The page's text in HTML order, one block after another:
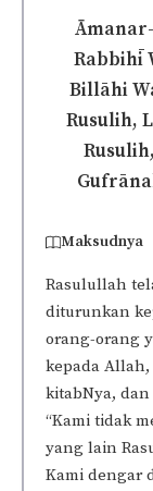
Rabbihī
Billāhi
Rusulih,
Maksudnya
Rasulullah
diturunkan
orang-orang
kepada
kitabNya,
“Kami tidak
yang lain
Kami dengar